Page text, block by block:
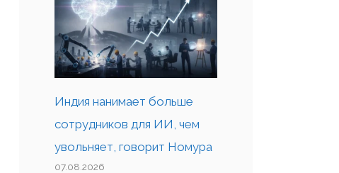
Индия нанимает больше
сотрудников для ИИ, чем
увольняет, говорит Номура
07.08.2026